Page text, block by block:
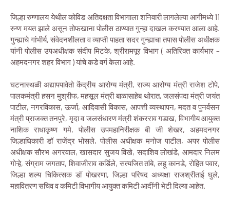
जिल्हा रुग्णालय येथील कोविड अतिदक्षता विभागाला शनिवारी लागलेल्या आगीमध्ये 11
रुग्ण मयत झाले असून तोफखाना पोलीस ठाण्यात गुन्हा दाखल करण्यात आला आहे.
गुन्ह्याचे गांभीर्य, संवेदनशीलता व व्याप्ती पाहता सदर गुन्ह्याचा तपास पोलीस अधीक्षक
यांनी पोलीस उपअधीक्षक संदीप मिटके, श्रीरामपूर विभाग ( अतिरिक्त कार्यभार –
अहमदनगर शहर विभाग ) यांचे कडे वर्ग केला आहे.
घटनास्थळी अद्यापपावेतो केंद्रीय आरोग्य मंत्री, राज्य आरोग्य मंत्री राजेश टोपे,
पालकमंत्री हसन मुश्रीफ, महसूल मंत्री बाळासाहेब थोरात, जलसंपदा मंत्री जयंत
पाटील, नगरविकास, ऊर्जा, आदिवासी विकास, आपत्ती व्यस्थापन, मदत व पुनर्वसन
मंत्री प्राजक्त तनपुरे, मृदा व जलसंधारण मंत्री शंकरराव गडाख, विभागीय आयुक्त
नाशिक राधाकृष्ण गमे, पोलीस उपमहानिरीक्षक बी जी शेखर, अहमदनगर
जिल्हाधिकारी डॉ राजेंद्र भोसले, पोलीस अधीक्षक मनोज पाटील, अपर पोलीस
अधीक्षक सौरभ अगरवाल, खासदार सुजय विखे, सदाशिव लोखंडे, आमदार निलम
गोऱ्हे, संग्राम जगताप, शिवाजीराव कर्डिले, सत्यजित तांबे, लहू कानडे, रोहित पवार,
जिल्हा शल्य चिकित्सक डॉ पोखरणा, जिल्हा परिषद अध्यक्षा राजश्रीताई घुले,
महावितरण सचिव व कमिटी विभागीय आयुक्त कमिटी आदींनी भेटी दिल्या आहेत.